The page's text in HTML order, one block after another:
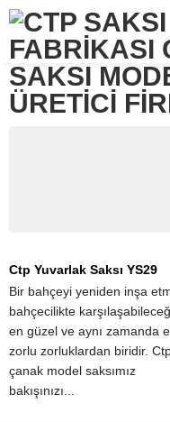
Ctp Yuvarlak Saksı YS29
Bir bahçeyi yeniden inşa
bahçecilikte
en güzel ve aynı zamanda
zorlu zorluklardan biridir.
çanak model saksımız
bakışınızı...